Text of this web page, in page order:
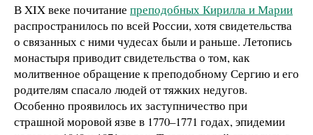
В XIX веке почитание преподобных Кирилла и Марии
распространилось по всей России, хотя свидетельства
о связанных с ними чудесах были и раньше. Летопись
монастыря приводит свидетельства о том, как
молитвенное обращение к преподобному Сергию и его
родителям спасало людей от тяжких недугов.
Особенно проявилось их заступничество при
страшной моровой язве в 1770–1771 годах, эпидемии